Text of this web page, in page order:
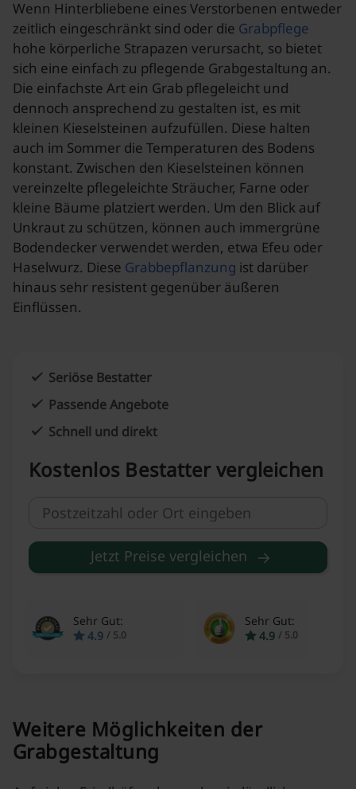
Wenn Hinterbliebene eines Verstorbenen entweder
zeitlich eingeschränkt sind oder die Grabpflege
hohe körperliche Strapazen verursacht, so bietet
sich eine einfach zu pflegende Grabgestaltung an.
Die einfachste Art ein Grab pflegeleicht und
dennoch ansprechend zu gestalten ist, es mit
kleinen Kieselsteinen aufzufüllen. Diese halten
auch im Sommer die Temperaturen des Bodens
konstant. Zwischen den Kieselsteinen können
vereinzelte pflegeleichte Sträucher, Farne oder
kleine Bäume platziert werden. Um den Blick auf
Unkraut zu schützen, können auch immergrüne
Bodendecker verwendet werden, etwa Efeu oder
Haselwurz. Diese Grabbepflanzung ist darüber
hinaus sehr resistent gegenüber äußeren
Einflüssen.
Seriöse Bestatter
Passende Angebote
Schnell und direkt
Kostenlos Bestatter vergleichen
Jetzt Preise vergleichen
Sehr Gut:
4.9 / 5.0
Sehr Gut:
4.9 / 5.0
Weitere Möglichkeiten der
Grabgestaltung